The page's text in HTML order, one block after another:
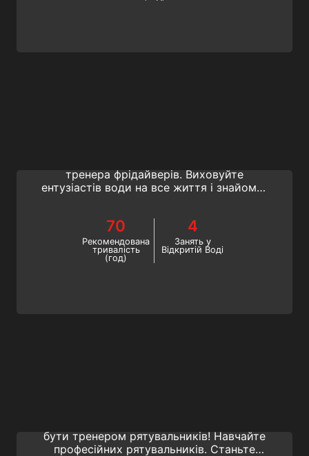
тренера фрідайверів. Виховуйте
ентузіастів води на все життя і знайомте
за допомогою освітньої системи SSI.
70
Рекомендована
тривалість
(год)
4
Занять у
Відкритій Воді
бути тренером рятувальників! Навчайте
професійних рятувальників. Станьте